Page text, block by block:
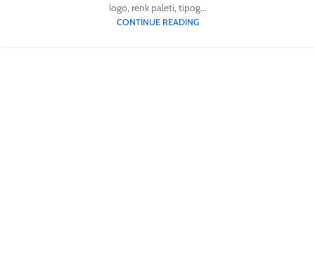
logo, renk paleti, tipog...
CONTINUE READING